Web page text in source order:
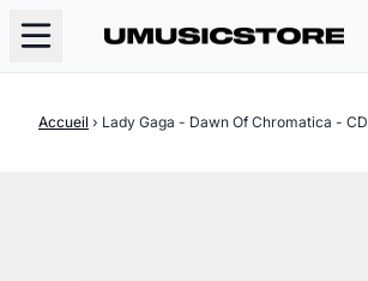
Accueil › Lady Gaga - Dawn Of Chromatica - CD